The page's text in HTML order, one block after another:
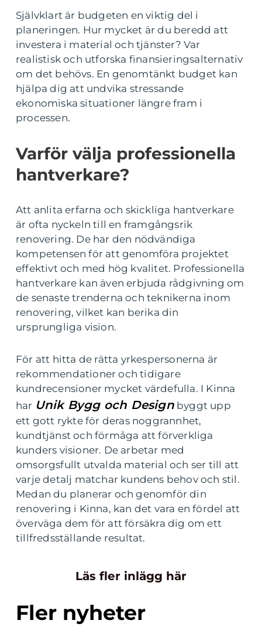
Självklart är budgeten en viktig del i
planeringen. Hur mycket är du beredd att
investera i material och tjänster? Var
realistisk och utforska finansieringsalternativ
om det behövs. En genomtänkt budget kan
hjälpa dig att undvika stressande
ekonomiska situationer längre fram i
processen.
Varför välja professionella
hantverkare?
Att anlita erfarna och skickliga hantverkare
är ofta nyckeln till en framgångsrik
renovering. De har den nödvändiga
kompetensen för att genomföra projektet
effektivt och med hög kvalitet. Professionella
hantverkare kan även erbjuda rådgivning om
de senaste trenderna och teknikerna inom
renovering, vilket kan berika din
ursprungliga vision.
För att hitta de rätta yrkespersonerna är
rekommendationer och tidigare
kundrecensioner mycket värdefulla. I Kinna
har Unik Bygg och Designbyggt upp
ett gott rykte för deras noggrannhet,
kundtjänst och förmåga att förverkliga
kunders visioner. De arbetar med
omsorgsfullt utvalda material och ser till att
varje detalj matchar kundens behov och stil.
Medan du planerar och genomför din
renovering i Kinna, kan det vara en fördel att
överväga dem för att försäkra dig om ett
tillfredsställande resultat.
Läs fler inlägg här
Fler nyheter